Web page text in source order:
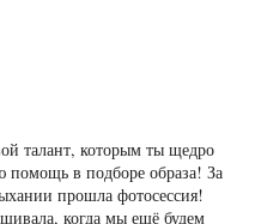
талант, которым ты щедро
в подборе образа! За
прошла фотосессия!
когда мы ещё будем